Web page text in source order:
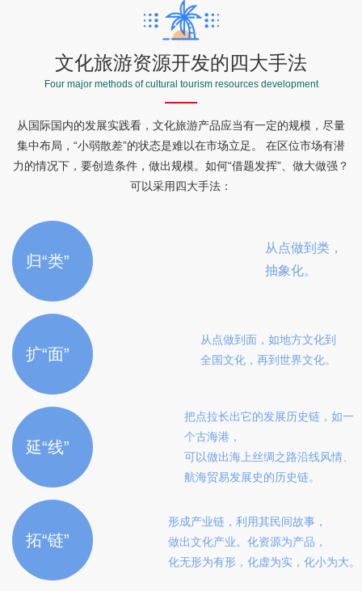
文化旅游资源开发的四大手法
Four major methods of cultural tourism resources development
从国际国内的发展实践看，文化旅游产品应当有一定的规模，尽量
集中布局，“小弱散差”的状态是难以在市场立足。 在区位市场有潜
力的情况下，要创造条件，做出规模。如何“借题发挥”、做大做强？
可以采用四大手法：
归“类”
从点做到类，
抽象化。
扩“面”
从点做到面，如地方文化到
全国文化，再到世界文化。
延“线”
把点拉长出它的发展历史链，如一
个古海港，
可以做出海上丝绸之路沿线风情、
航海贸易发展史的历史链。
拓“链”
形成产业链，利用其民间故事，
做出文化产业。化资源为产品，
化无形为有形，化虚为实，化小为大。